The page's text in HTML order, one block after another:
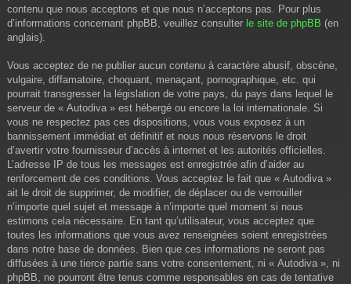
contenu que nous acceptons et que nous n’acceptons pas. Pour plus
d’informations concernant phpBB, veuillez consulter le site de phpBB (en
anglais).
Vous acceptez de ne publier aucun contenu à caractère abusif, obscène,
vulgaire, diffamatoire, choquant, menaçant, pornographique, etc. qui
pourrait transgresser la législation de votre pays, du pays dans lequel le
serveur de « Autodiva » est hébergé ou encore la loi internationale. Si
vous ne respectez pas ces dispositions, vous vous exposez à un
bannissement immédiat et définitif et nous nous réservons le droit
d’avertir votre fournisseur d’accès à internet et les autorités officielles.
L’adresse IP de tous les messages est enregistrée afin d’aider au
renforcement de ces conditions. Vous acceptez le fait que « Autodiva »
ait le droit de supprimer, de modifier, de déplacer ou de verrouiller
n’importe quel sujet et message à n’importe quel moment si nous
estimons cela nécessaire. En tant qu’utilisateur, vous acceptez que
toutes les informations que vous avez renseignées soient enregistrées
dans notre base de données. Bien que ces informations ne seront pas
diffusées à une tierce partie sans votre consentement, ni « Autodiva », ni
phpBB, ne pourront être tenus comme responsables en cas de tentative